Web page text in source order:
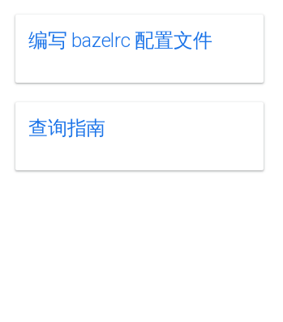
编写 bazelrc 配置文件
查询指南